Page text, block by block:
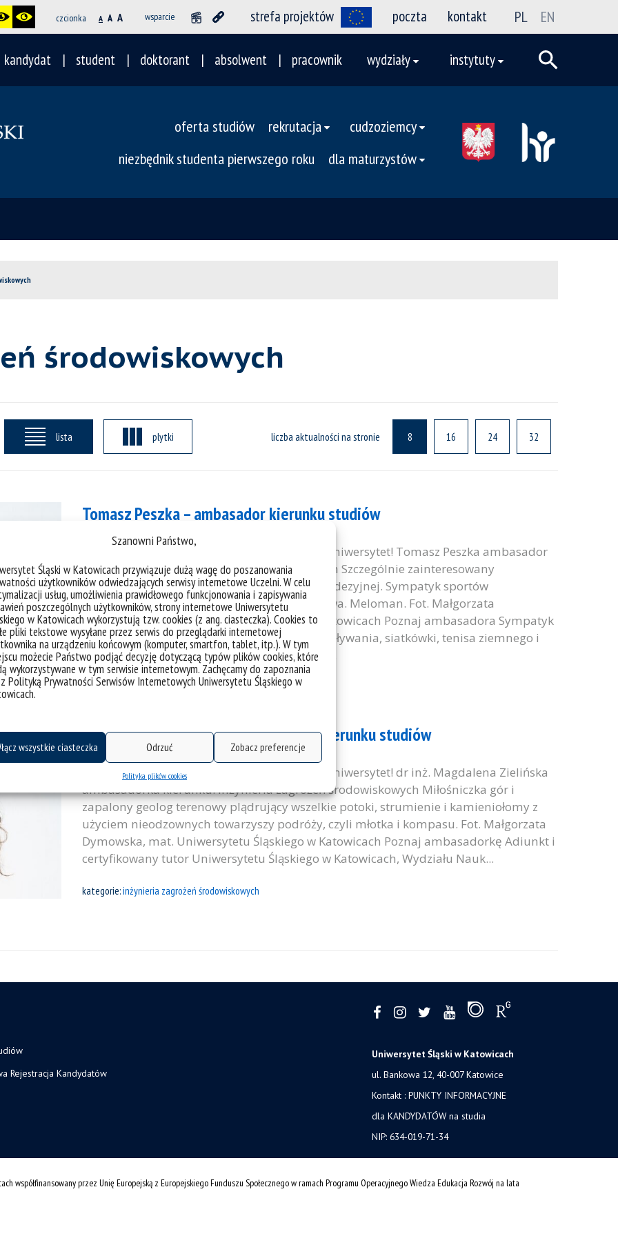
Szanowni Państwo,
Śląski w Katowicach przywiązuje dużą wagę do poszanowania
użytkowników odwiedzających serwisy internetowe Uczelni. W celu
usług, umożliwienia prawidłowego funkcjonowania i zapisywania
poszczególnych użytkowników, strony internetowe Uniwersytetu
w Katowicach wykorzystują tzw. cookies (z ang. ciasteczka). Cookies to
pliki tekstowe wysyłane przez serwis do przeglądarki internetowej
na urządzeniu końcowym (komputer, smartfon, tablet, itp.). W tym
możecie Państwo podjąć decyzję dotyczącą typów plików cookies, które
wykorzystywane w tym serwisie internetowym. Zachęcamy do zapoznania
Polityką Prywatności Serwisów Internetowych Uniwersytetu Śląskiego w
wszystkie ciasteczka Odrzuć Zobacz preferencje
Polityka plików cookies
czcionka A A A wsparcie strefa projektów poczta kontakt PL EN
kandydat student doktorant absolwent pracownik wydziały instytuty
oferta studiów rekrutacja
cudzoziemcy
niezbędnik studenta pierwszego roku
dla maturzystów
środowiskowych
lista plytki liczba aktualności na stronie 8 16 24 32
Tomasz Peszka – ambasador kierunku studiów
Poznaj ambasadorki i ambasadorów #NaszUniwersytet! Tomasz Peszka ambasador
kierunku: inżynieria zagrożeń środowiskowych Szczególnie zainteresowany
hydrologią. Wyróżniony na stażu w firmie geodezyjnej. Sympatyk sportów
drużynowych oraz indywidualnych i żeglarstwa. Meloman. Fot. Małgorzata
Dymowska, mat. Uniwersytetu Śląskiego w Katowicach Poznaj ambasadora Sympatyk
sportów drużynowych oraz indywidualnych: pływania, siatkówki, tenisa ziemnego i
stołowego. Aktualnie jeden z trenerów tyskiej...
kategorie:inżynieria zagrożeń środowiskowych
Magdalena Zielińska – ambasadorka kierunku studiów
Poznaj ambasadorki i ambasadorów #NaszUniwersytet! dr inż. Magdalena Zielińska
ambasadorka kierunku: inżynieria zagrożeń środowiskowych Miłośniczka gór i
zapalony geolog terenowy plądrujący wszelkie potoki, strumienie i kamieniołomy z
użyciem nieodzownych towarzyszy podróży, czyli młotka i kompasu. Fot. Małgorzata
Dymowska, mat. Uniwersytetu Śląskiego w Katowicach Poznaj ambasadorkę Adiunkt i
certyfikowany tutor Uniwersytetu Śląskiego w Katowicach, Wydziału Nauk...
kategorie:inżynieria zagrożeń środowiskowych
Rejestracja Kandydatów
Uniwersytet Śląski w Katowicach
ul. Bankowa 12, 40-007 Katowice
Kontakt : PUNKTY INFORMACYJNE
dla KANDYDATÓW na studia
NIP: 634-019-71-34
współfinansowany przez Unię Europejską z Europejskiego Funduszu Społecznego w ramach Programu Operacyjnego Wiedza Edukacja Rozwój na lata